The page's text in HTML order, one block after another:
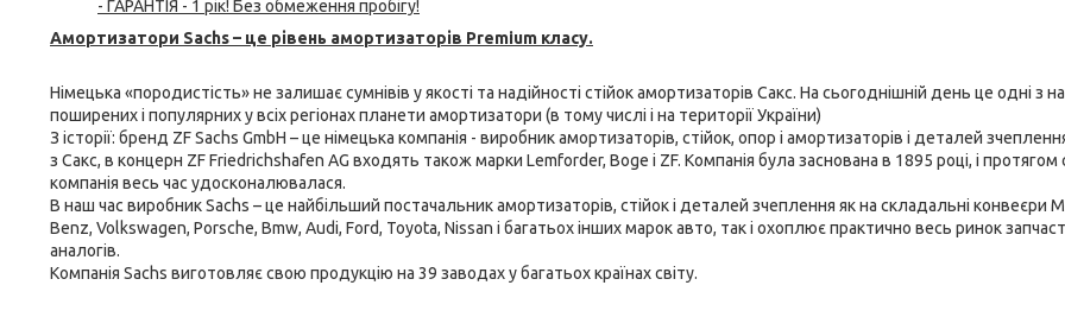
- ГАРАНТІЯ - 1 рік! Без обмеження пробігу!
Амортизатори Sachs – це рівень амортизаторів Premium класу.
Німецька «породистість» не залишає сумнівів у якості та надійності стійок амортизаторів Сакс. На сьогоднішній день це одні з
поширених і популярних у всіх регіонах планети амортизатори (в тому числі і на території України)
З історії: бренд ZF Sachs GmbH – це німецька компанія - виробник амортизаторів, стійок, опор і амортизаторів і деталей
з Сакс, в концерн ZF Friedrichshafen AG входять також марки Lemforder, Boge і ZF. Компанія була заснована в 1895 році, і протягом
компанія весь час удосконалювалася.
В наш час виробник Sachs – це найбільший постачальникамортизаторів, стійок і деталей зчеплення як на складальні конвеєри
Benz, Volkswagen, Porsche, Bmw, Audi, Ford, Toyota, Nissan і багатьох інших марок авто, так і охоплює практично весь ринок
аналогів.
Компанія Sachs виготовляє свою продукцію на 39 заводах у багатьох країнах світу.